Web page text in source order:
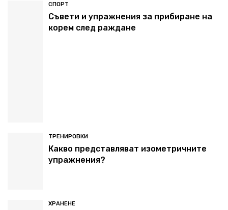
СПОРТ
Съвети и упражнения за прибиране на
корем след раждане
ТРЕНИРОВКИ
Какво представляват изометричните
упражнения?
ХРАНЕНЕ